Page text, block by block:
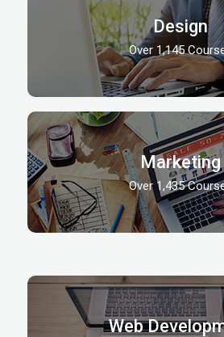
Design
Over 1,145
Marketing
Over 1,435
Web